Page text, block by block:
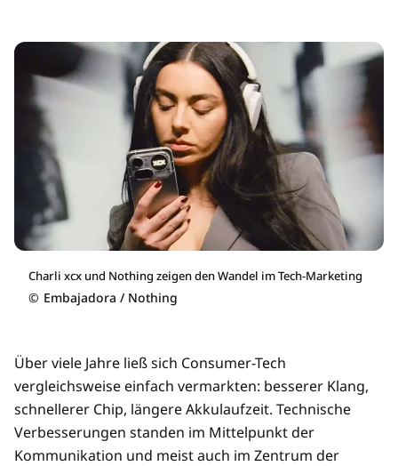
Charli xcx und Nothing zeigen den Wandel im Tech-Marketing
© Embajadora / Nothing
Über viele Jahre ließ sich Consumer-Tech
vergleichsweise einfach vermarkten: besserer Klang,
schnellerer Chip, längere Akkulaufzeit. Technische
Verbesserungen standen im Mittelpunkt der
Kommunikation und meist auch im Zentrum der